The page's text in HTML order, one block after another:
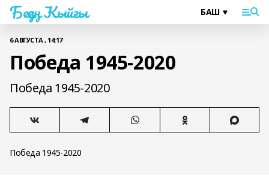
Беҙҙең Ҡыйғы
6 АВГУСТА , 14:17
Победа 1945-2020
Победа 1945-2020
Победа 1945-2020